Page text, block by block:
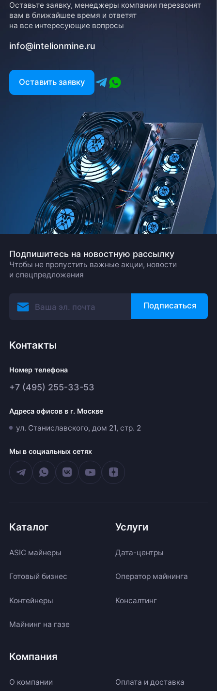
Оставьте заявку, менеджеры компании перезвонят
вам в ближайшее время и ответят
на все интересующие вопросы
info@intelionmine.ru
Оставить заявку
Подпишитесь на новостную рассылку
Чтобы не пропустить важные акции, новости
и спецпредложения
Подписаться
Контакты
Номер телефона
+7 (495) 255-33-53
Адреса офисов в г. Москве
ул. Станиславского, дом 21, стр. 2
Мы в социальных сетях
Каталог
ASIC майнеры
Готовый бизнес
Контейнеры
Майнинг на газе
Услуги
Дата-центры
Оператор майнинга
Консалтинг
Компания
О компании Оплата и доставка